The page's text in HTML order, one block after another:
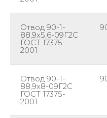
Отвод 90-1-
88,9х5,6-09Г2С
ГОСТ 17375-
2001
Отвод 90-1-
88,9х8-09Г2С
ГОСТ 17375-
2001